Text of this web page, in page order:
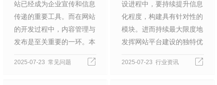
站已经成为企业宣传和信息
传递的重要工具。而在网站
的开发过程中，内容管理与
发布是至关重要的一环。本
网站内容管理与发布流程，
2025-07-23 常见问题
平台建设的独特优势
设进程中，要持续提升信息
化程度，构建具有针对性的
模块。进而持续最大限度地
发挥网站平台建设的独特优
与共享的范围，全面提高办
2025-07-23 行业资讯